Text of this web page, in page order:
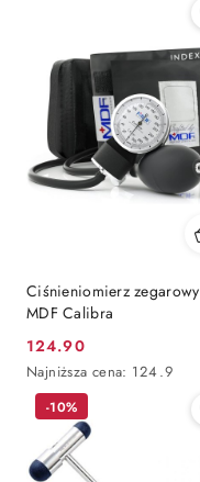
Ciśnieniomierz zegarowy
MDF Calibra
Cena
promocyjna:
124.90
Najniższa
cena
dni
przed
Najniższa cena: 124.9
-10%